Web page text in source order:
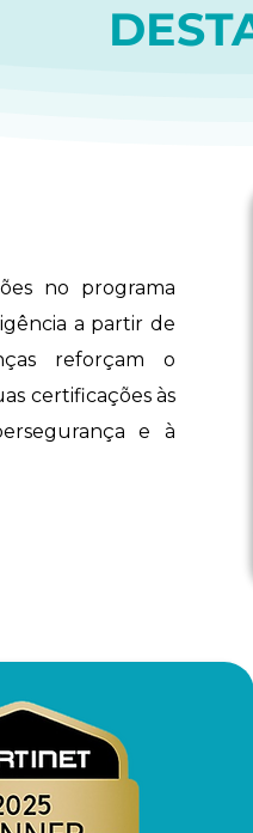
no programa
a partir de
reforçam o
certificações às
e à